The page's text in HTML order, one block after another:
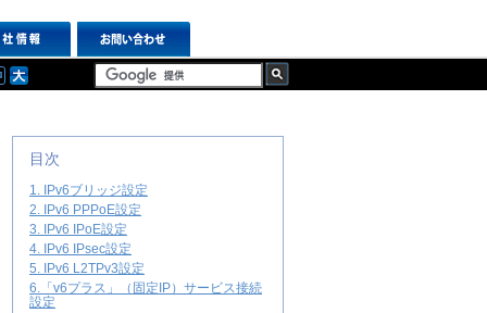
目次
1. IPv6ブリッジ設定
2. IPv6 PPPoE設定
3. IPv6 IPoE設定
4. IPv6 IPsec設定
5. IPv6 L2TPv3設定
6.「v6プラス」（固定IP）サービス接続
設定